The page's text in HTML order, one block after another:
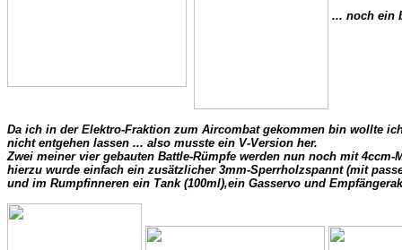
... noch ein
Da ich in der Elektro-Fraktion zum Aircombat gekommen bin wollte
nicht entgehen lassen ... also musste ein V-Version her.
Zwei meiner vier gebauten Battle-Rümpfe werden nun noch mit 4ccm-
hierzu wurde einfach ein zusätzlicher 3mm-Sperrholzspannt (mit
und im Rumpfinneren ein Tank (100ml),ein Gasservo und